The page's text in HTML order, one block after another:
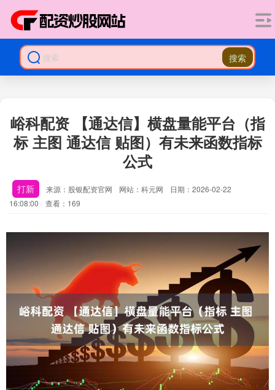
搜索
峪科配资 【通达信】横盘量能平台（指
标 主图 通达信 贴图）有未来函数指标
公式
打新 来源：股银配资官网 网站：科元网
日期：2026-02-22
16:08:00
查看：169